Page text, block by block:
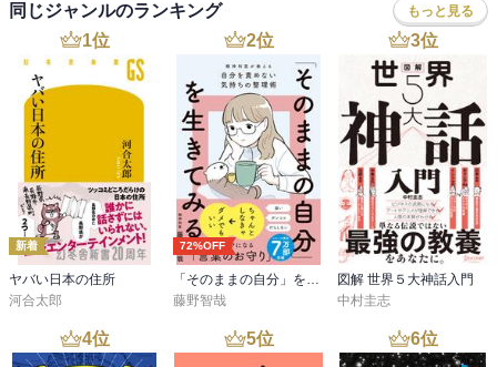
同じジャンルのランキング もっと見る
1位
新着
ヤバい日本の住所
河合太郎
2位
72%OFF
「そのままの自分」を生きてみる 精神科医が教える自分を責めない気持ちの整理術 (特装版)
藤野智哉
3位
図解 世界５大神話入門
中村圭志
4位 5位 6位